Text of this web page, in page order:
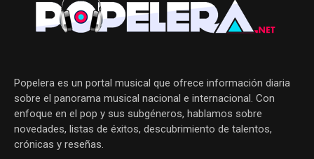
Popelera es un portal musical que ofrece información diaria
sobre el panorama musical nacional e internacional. Con
enfoque en el pop y sus subgéneros, hablamos sobre
novedades, listas de éxitos, descubrimiento de talentos,
crónicas y reseñas.